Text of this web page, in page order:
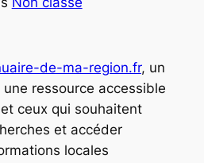
de-ma-region.fr, un
ressource accessible
ceux qui souhaitent
et accéder
locales